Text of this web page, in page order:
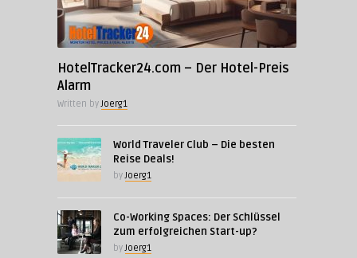
HotelTracker24.com – Der Hotel-Preis
Alarm
Written byJoerg1
World Traveler Club – Die besten
Reise Deals!
byJoerg1
Co-Working Spaces: Der Schlüssel
zum erfolgreichen Start-up?
byJoerg1